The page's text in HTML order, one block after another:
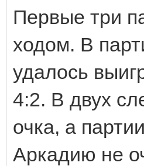
Первые три
ходом. В
удалось
4:2. В двух
очка, а
Аркадию не